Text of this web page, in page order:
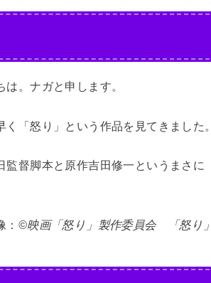
。ナガと申します。
く「怒り」という作品を見てきました。
監督脚本と原作吉田修一というまさ
©映画「怒り」製作委員会 「怒り